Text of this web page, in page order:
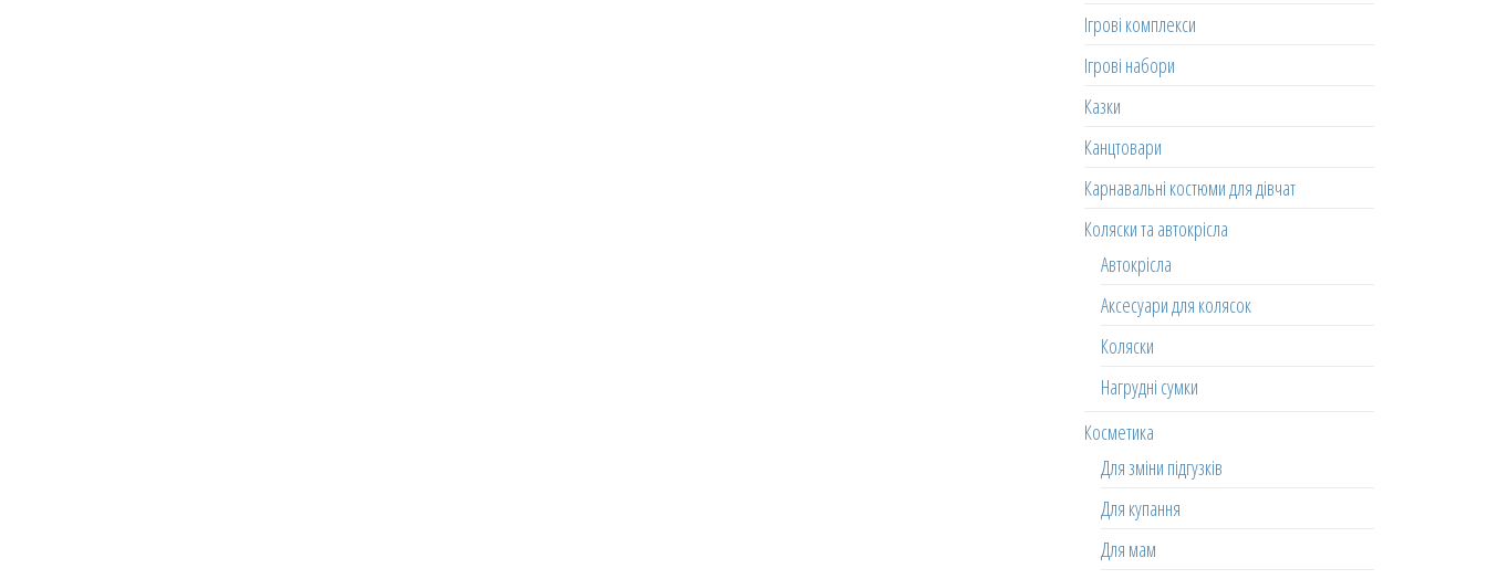
Ігрові комплекси
Ігрові набори
Казки
Канцтовари
Карнавальні костюми для дівчат
Коляски та автокрісла
Автокрісла
Аксесуари для колясок
Коляски
Нагрудні сумки
Косметика
Для зміни підгузків
Для купання
Для мам